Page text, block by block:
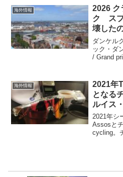
カンシェ
のゴール
海外情報
2026 ク
ク スプ
壊した
ダンケル
ック・ダ
/ Grand
ダンケル
レースを
海外情報
2021年
となる
ルイス
2021年シ
Assosと
cycling。
在のNTT
い。2人